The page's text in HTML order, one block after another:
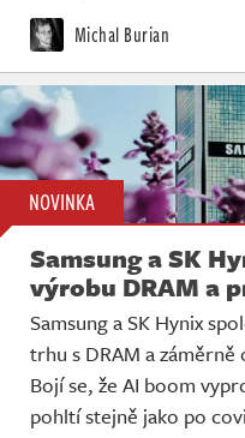
Michal Burian
NOVINKA
Samsung a SK
výrobu DRAM a
Samsung a SK Hynix
trhu s DRAM a
Bojí se, že AI boom
pohltí stejně jako po